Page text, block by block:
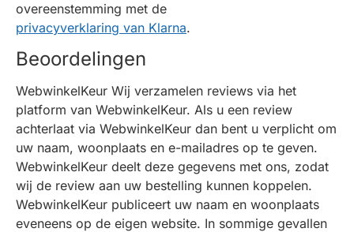
overeenstemming met de
privacyverklaring van Klarna.
Beoordelingen
WebwinkelKeur Wij verzamelen reviews via het
platform van WebwinkelKeur. Als u een review
achterlaat via WebwinkelKeur dan bent u verplicht om
uw naam, woonplaats en e-mailadres op te geven.
WebwinkelKeur deelt deze gegevens met ons, zodat
wij de review aan uw bestelling kunnen koppelen.
WebwinkelKeur publiceert uw naam en woonplaats
eveneens op de eigen website. In sommige gevallen